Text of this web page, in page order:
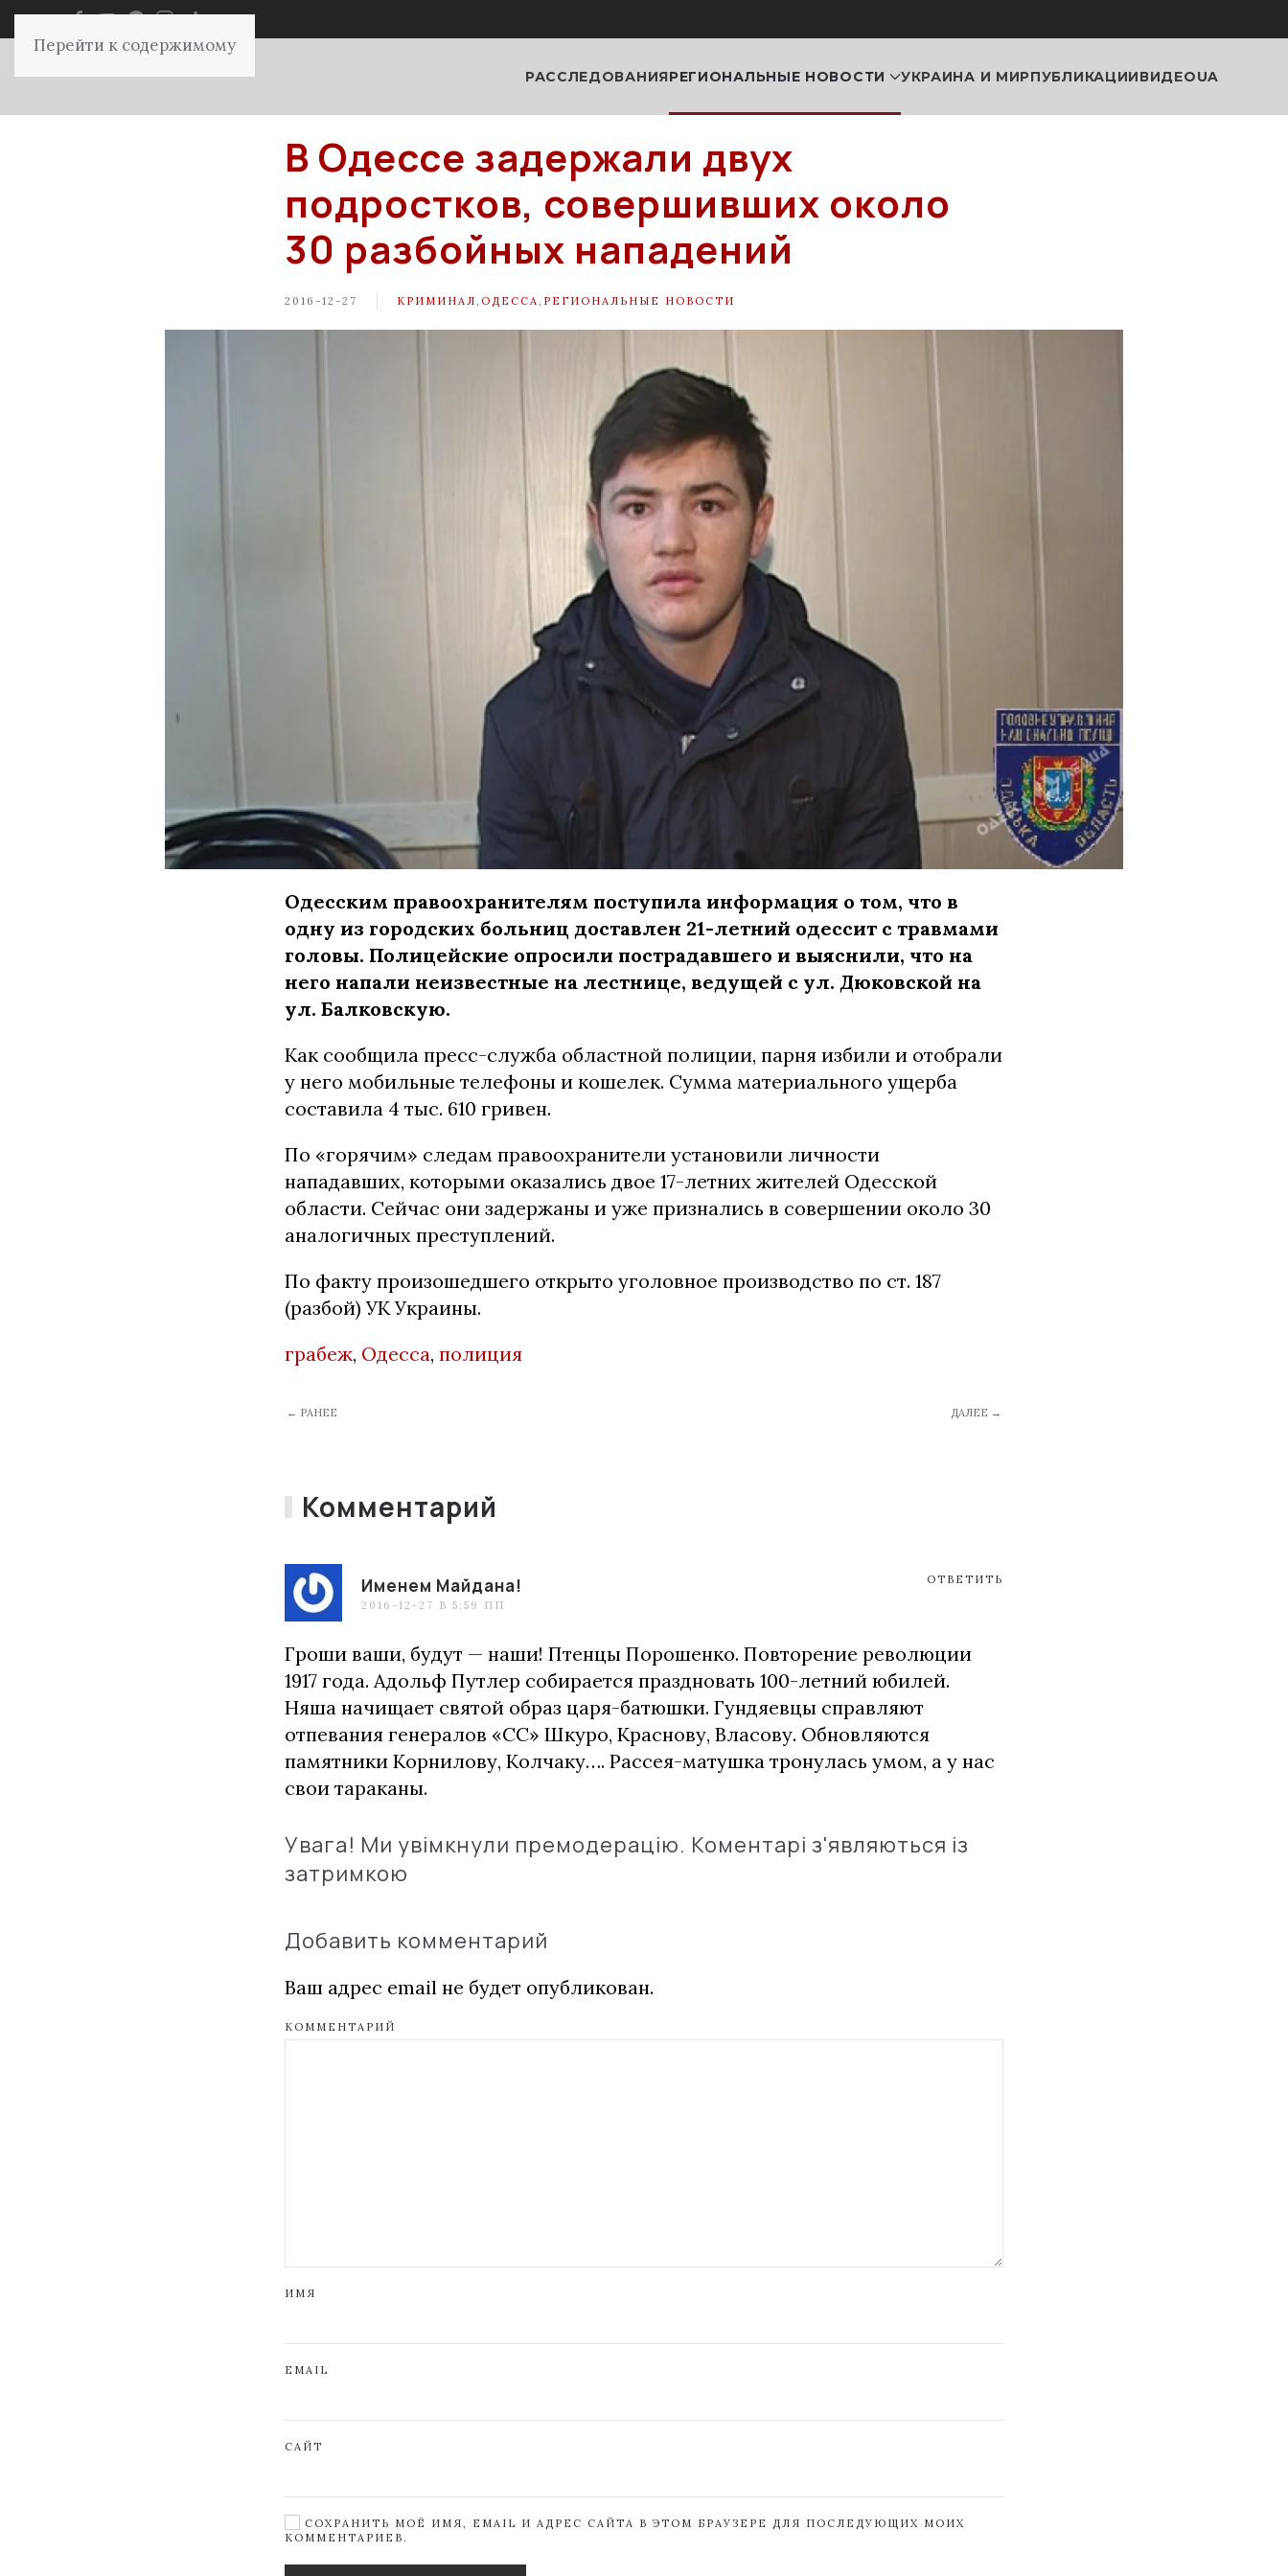
Перейти к содержимому
РАССЛЕДОВАНИЯРЕГИОНАЛЬНЫЕ НОВОСТИ УКРАИНА И МИРПУБЛИКАЦИИВИДЕОUA
В Одессе задержали двух
подростков, совершивших около
30 разбойных нападений
2016-12-27 КРИМИНАЛ ОДЕССА РЕГИОНАЛЬНЫЕ НОВОСТИ
Одесским правоохранителям поступила информация о том, что в
одну из городских больниц доставлен 21-летний одессит с травмами
головы. Полицейские опросили пострадавшего и выяснили, что на
него напали неизвестные на лестнице, ведущей с ул. Дюковской на
ул. Балковскую.
Как сообщила пресс-служба областной полиции, парня избили и отобрали
у него мобильные телефоны и кошелек. Сумма материального ущерба
составила 4 тыс. 610 гривен.
По «горячим» следам правоохранители установили личности
нападавших, которыми оказались двое 17-летних жителей Одесской
области. Сейчас они задержаны и уже признались в совершении около 30
аналогичных преступлений.
По факту произошедшего открыто уголовное производство по ст. 187
(разбой) УК Украины.
грабеж, Одесса, полиция
← РАНЕЕ ДАЛЕЕ →
Комментарий
Именем Майдана!
2016-12-27 В 5:59 ПП
ОТВЕТИТЬ
Гроши ваши, будут — наши! Птенцы Порошенко. Повторение революции
1917 года. Адольф Путлер собирается праздновать 100-летний юбилей.
Няша начищает святой образ царя-батюшки. Гундяевцы справляют
отпевания генералов «СС» Шкуро, Краснову, Власову. Обновляются
памятники Корнилову, Колчаку…. Рассея-матушка тронулась умом, а у нас
свои тараканы.
Увага! Ми увімкнули премодерацію. Коментарі з'являються із
затримкою
Добавить комментарий
Ваш адрес email не будет опубликован.
КОММЕНТАРИЙ
ИМЯ
EMAIL
САЙТ
СОХРАНИТЬ МОЁ ИМЯ, EMAIL И АДРЕС САЙТА В ЭТОМ БРАУЗЕРЕ ДЛЯ ПОСЛЕДУЮЩИХ МОИХ
КОММЕНТАРИЕВ.